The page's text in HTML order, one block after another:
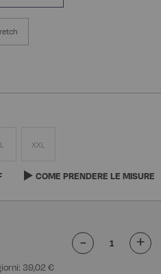
XXL
COME PRENDERE LE MISURE
39,02 €
- +